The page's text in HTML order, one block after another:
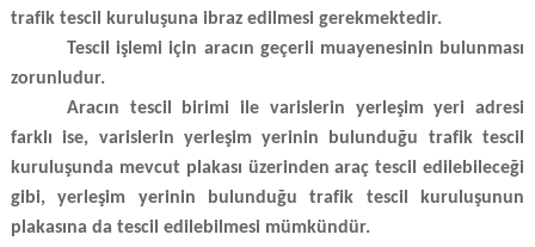
trafik tescil kuruluşuna ibraz edilmesi gerekmektedir.
Tescil işlemi için aracın geçerli muayenesinin bulunması
zorunludur.
Aracın tescil birimi ile varislerin yerleşim yeri adresi
farklı ise, varislerin yerleşim yerinin bulunduğu trafik tescil
kuruluşunda mevcut plakası üzerinden araç tescil edilebileceği
gibi, yerleşim yerinin bulunduğu trafik tescil kuruluşunun
plakasına da tescil edilebilmesi mümkündür.